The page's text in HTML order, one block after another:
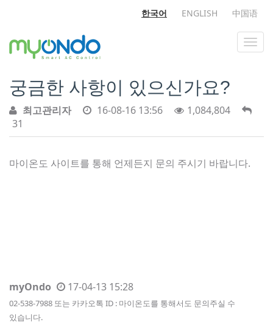
한국어 ENGLISH 中国语
궁금한 사항이 있으신가요?
최고관리자 16-08-16 13:56
1,084,804
31
마이온도 사이트를 통해 언제든지 문의 주시기 바랍니다.
myOndo 17-04-13 15:28
02-538-7988 또는 카카오톡 ID : 마이온도를 통해서도 문의주실 수
있습니다.